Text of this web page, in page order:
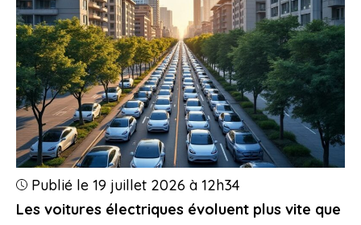
Les voitures électriques évoluent plus vite que
Publié le 19 juillet 2026 à 12h34